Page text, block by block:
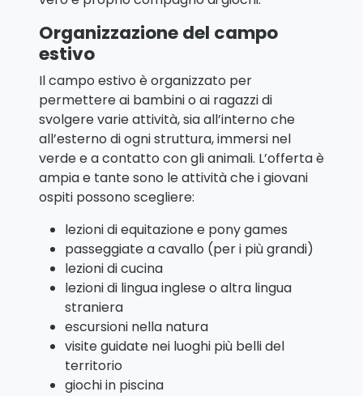
Organizzazione del campo
estivo
Il campo estivo è organizzato per
permettere ai bambini o ai ragazzi di
svolgere varie attività, sia all’interno che
all’esterno di ogni struttura, immersi nel
verde e a contatto con gli animali. L’offerta è
ampia e tante sono le attività che i giovani
ospiti possono scegliere:
lezioni di equitazione e pony games
passeggiate a cavallo (per i più grandi)
lezioni di cucina
lezioni di lingua inglese o altra lingua
straniera
escursioni nella natura
visite guidate nei luoghi più belli del
territorio
giochi in piscina